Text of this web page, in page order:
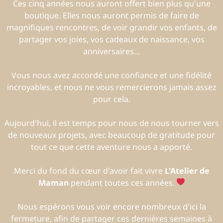
Ces cinq années nous auront offert bien plus qu'une
boutique. Elles nous auront permis de faire de
magnifiques rencontres, de voir grandir vos enfants, de
partager vos joies, vos cadeaux de naissance, vos
anniversaires…
Vous nous avez accordé une confiance et une fidélité
incroyables, et nous ne vous remercierons jamais assez
pour cela.
Aujourd'hui, il est temps pour nous de nous tourner vers
de nouveaux projets, avec beaucoup de gratitude pour
tout ce que cette aventure nous a apporté.
Merci du fond du cœur d'avoir fait vivre L'Atelier de
Maman pendant toutes ces années.
Nous espérons vous voir encore nombreux d'ici la
fermeture, afin de partager ces dernières semaines à